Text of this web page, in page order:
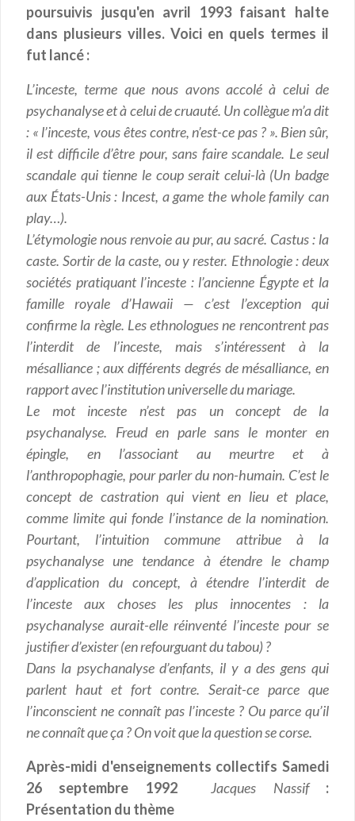
poursuivis jusqu'en avril 1993 faisant halte
dans plusieurs villes. Voici en quels termes il
fut lancé :
L’inceste, terme que nous avons accolé à celui de
psychanalyse et à celui de cruauté. Un collègue m’a dit
: « l’inceste, vous êtes contre, n’est-ce pas ? ». Bien sûr,
il est difficile d’être pour, sans faire scandale. Le seul
scandale qui tienne le coup serait celui-là (Un badge
aux États-Unis : Incest, a game the whole family can
play…).
L’étymologie nous renvoie au pur, au sacré. Castus : la
caste. Sortir de la caste, ou y rester. Ethnologie : deux
sociétés pratiquant l’inceste : l’ancienne Égypte et la
famille royale d’Hawaii — c’est l’exception qui
confirme la règle. Les ethnologues ne rencontrent pas
l’interdit de l’inceste, mais s’intéressent à la
mésalliance ; aux différents degrés de mésalliance, en
rapport avec l’institution universelle du mariage.
Le mot inceste n’est pas un concept de la
psychanalyse. Freud en parle sans le monter en
épingle, en l’associant au meurtre et à
l’anthropophagie, pour parler du non-humain. C’est le
concept de castration qui vient en lieu et place,
comme limite qui fonde l’instance de la nomination.
Pourtant, l’intuition commune attribue à la
psychanalyse une tendance à étendre le champ
d’application du concept, à étendre l’interdit de
l’inceste aux choses les plus innocentes : la
psychanalyse aurait-elle réinventé l’inceste pour se
justifier d’exister (en refourguant du tabou) ?
Dans la psychanalyse d’enfants, il y a des gens qui
parlent haut et fort contre. Serait-ce parce que
l’inconscient ne connaît pas l’inceste ? Ou parce qu’il
ne connaît que ça ? On voit que la question se corse.
Après-midi d'enseignements collectifs Samedi
26 septembre 1992
Jacques Nassif
:
Présentation du thème